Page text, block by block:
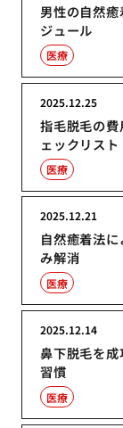
男性の自然
ジュール
医療
指毛脱毛の
ェックリスト
2025.12.25
医療
自然癒着法
み解消
2025.12.21
医療
鼻下脱毛を
習慣
2025.12.14
医療